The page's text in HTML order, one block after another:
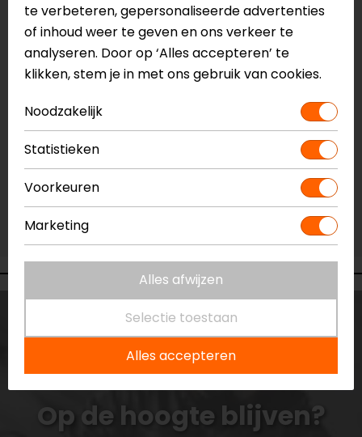
Vestiging Apeldoorn
Gemiddelde voorraad
Vestiging Breda
Vestiging Capelle a/d IJssel
Ruime voorraad
Vestiging Eindhoven
Ruime voorraad
Ruime voorraad
Op de hoogte blijven?
te verbeteren, gepersonaliseerde advertenties
of inhoud weer te geven en ons verkeer te
analyseren. Door op ‘Alles accepteren’ te
klikken, stem je in met ons gebruik van cookies.
Noodzakelijk
Statistieken
Voorkeuren
Marketing
Alles afwijzen
Selectie toestaan
Alles accepteren